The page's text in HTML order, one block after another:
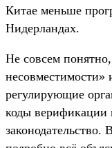
Китае меньше
Нидерландах.
Не совсем
несовместимости»
регулирующие
коды верификации